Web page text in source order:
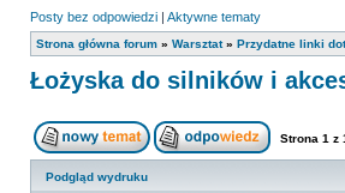
Posty bez odpowiedzi | Aktywne tematy
Strona główna forum » Warsztat» Przydatne linki
Łożyska do silników i
Strona 1 z
Podgląd wydruku